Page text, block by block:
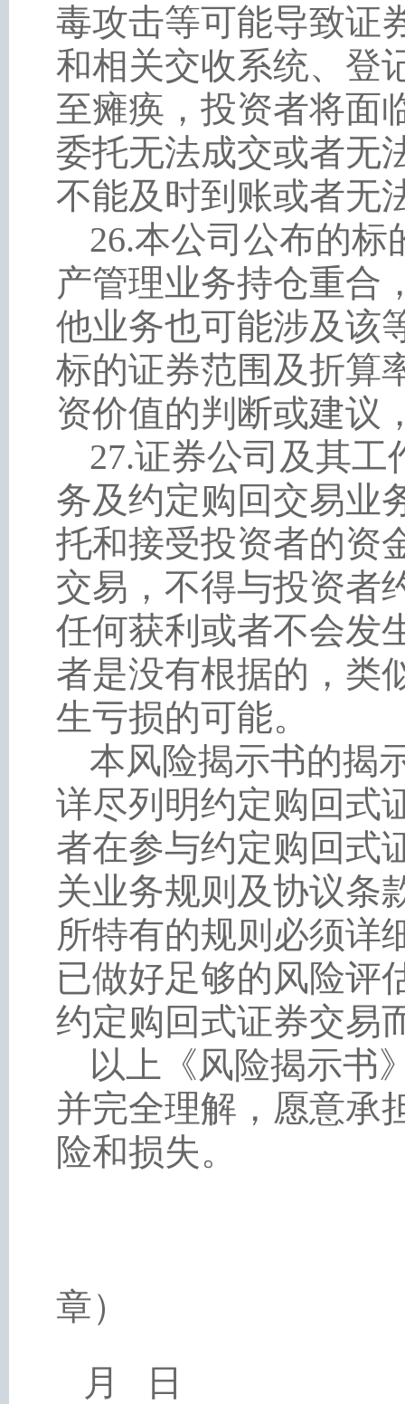
毒攻击等可能导致证
和相关交收系统、登
至瘫痪，投资者将面
委托无法成交或者无
不能及时到账或者无
26.本公司公布的标
产管理业务持仓重合
他业务也可能涉及该
标的证券范围及折算
资价值的判断或建议
27.证券公司及其工
务及约定购回交易业
托和接受投资者的资
交易，不得与投资者
任何获利或者不会发
者是没有根据的，类
生亏损的可能。
本风险揭示书的揭
详尽列明约定购回式
者在参与约定购回式
关业务规则及协议条
所特有的规则必须详
已做好足够的风险评
约定购回式证券交易
以上《风险揭示书
并完全理解，愿意承
险和损失。
章）
月
日